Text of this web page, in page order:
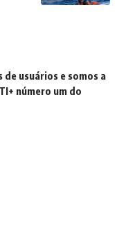
usuários e somos a
número um do